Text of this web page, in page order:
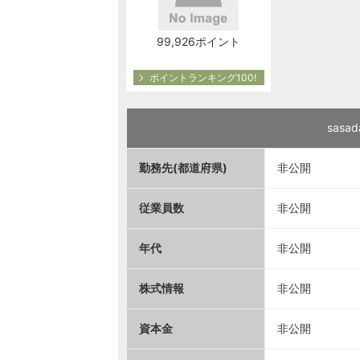
99,926ポイント
ポイントランキング100!
勤務先(都道府県) 非公開
従業員数 非公開
年代 非公開
株式情報 非公開
資本金 非公開